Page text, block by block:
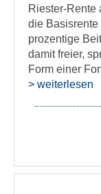
Riester-Rente
die Basisrente
prozentige
damit freier,
Form einer
> weiterlesen